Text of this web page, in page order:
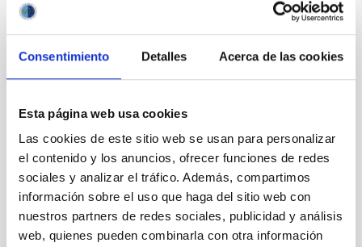
Consentimiento Detalles Acerca de las cookies
Esta página web usa cookies
Las cookies de este sitio web se usan para personalizar
el contenido y los anuncios, ofrecer funciones de redes
sociales y analizar el tráfico. Además, compartimos
información sobre el uso que haga del sitio web con
nuestros partners de redes sociales, publicidad y análisis
web, quienes pueden combinarla con otra información